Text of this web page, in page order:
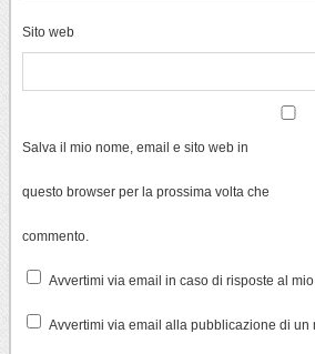
Sito web
Salva il mio nome, email e sito web in
questo browser per la prossima volta che
commento.
Avvertimi via email in caso di risposte al mio
Avvertimi via email alla pubblicazione di un